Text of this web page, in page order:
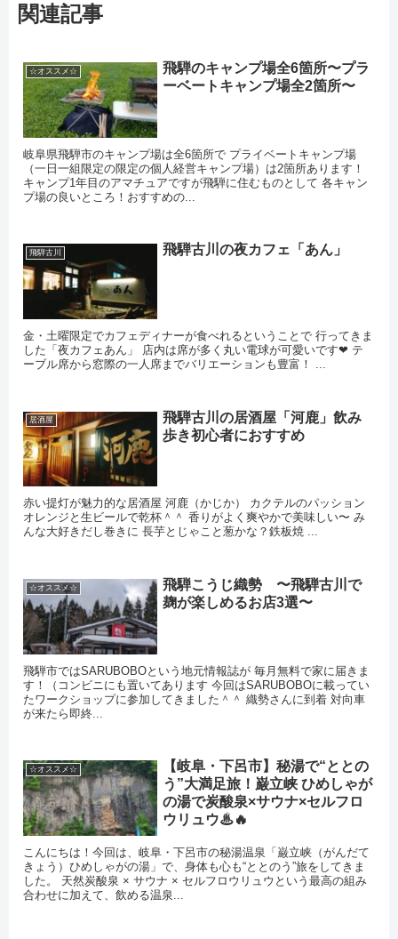
関連記事
☆オススメ☆
飛騨のキャンプ場全6箇所〜プラ
ーベートキャンプ場全2箇所〜
岐阜県飛騨市のキャンプ場は全6箇所で プライベートキャンプ場
（一日一組限定の限定の個人経営キャンプ場）は2箇所あります！
キャンプ1年目のアマチュアですが飛騨に住むものとして 各キャン
プ場の良いところ！おすすめの...
飛騨古川 飛騨古川の夜カフェ「あん」
金・土曜限定でカフェディナーが食べれるということで 行ってきま
した「夜カフェあん」 店内は席が多く丸い電球が可愛いです❤ テ
ーブル席から窓際の一人席までバリエーションも豊富！ ...
居酒屋
飛騨古川の居酒屋「河鹿」飲み
歩き初心者におすすめ
赤い提灯が魅力的な居酒屋 河鹿（かじか） カクテルのパッション
オレンジと生ビールで乾杯＾＾ 香りがよく爽やかで美味しい〜 み
んな大好きだし巻きに 長芋とじゃこと葱かな？鉄板焼 ...
☆オススメ☆
飛騨こうじ織勢 〜飛騨古川で
麹が楽しめるお店3選〜
飛騨市ではSARUBOBOという地元情報誌が 毎月無料で家に届きま
す！（コンビニにも置いてあります 今回はSARUBOBOに載ってい
たワークショップに参加してきました＾＾ 織勢さんに到着 対向車
が来たら即終...
☆オススメ☆
【岐阜・下呂市】秘湯で“ととの
う”大満足旅！巌立峡 ひめしゃが
の湯で炭酸泉×サウナ×セルフロ
ウリュウ♨🔥
こんにちは！今回は、岐阜・下呂市の秘湯温泉「巌立峡（がんだて
きょう）ひめしゃがの湯」で、身体も心も“ととのう”旅をしてきま
した。 天然炭酸泉 × サウナ × セルフロウリュウという最高の組み
合わせに加えて、飲める温泉...